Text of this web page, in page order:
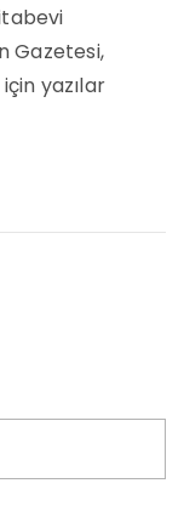
Gazetesi,
yazılar